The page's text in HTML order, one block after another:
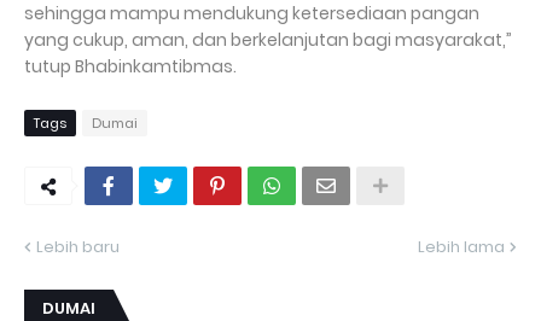
sehingga mampu mendukung ketersediaan pangan
yang cukup, aman, dan berkelanjutan bagi masyarakat,”
tutup Bhabinkamtibmas.
Tags Dumai
Lebih baru Lebih lama
DUMAI